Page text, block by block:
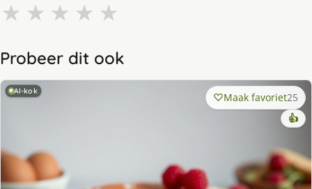
★ ★ ★ ★ ★
Probeer dit ook
AI-kok Maak favoriet25
👍